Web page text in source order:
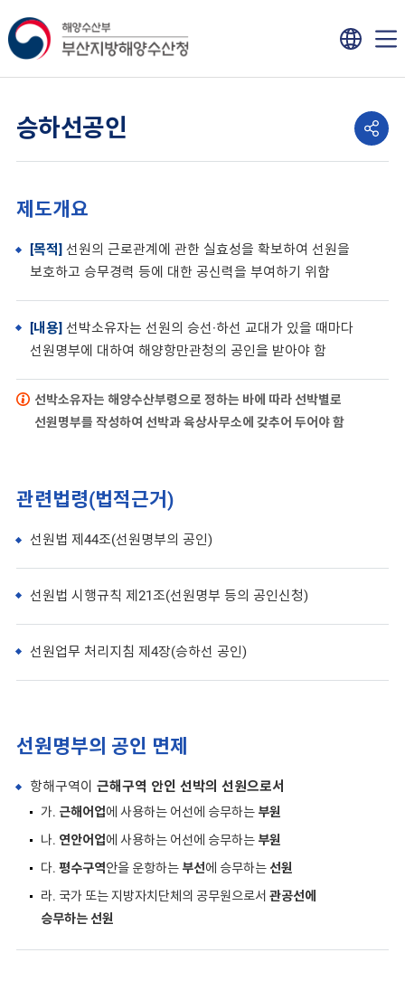
승하선공인
제도개요
[목적] 선원의 근로관계에 관한 실효성을 확보하여 선원을
보호하고 승무경력 등에 대한 공신력을 부여하기 위함
[내용] 선박소유자는 선원의 승선·하선 교대가 있을 때마다
선원명부에 대하여 해양항만관청의 공인을 받아야 함
선박소유자는 해양수산부령으로 정하는 바에 따라 선박별로
선원명부를 작성하여 선박과 육상사무소에 갖추어 두어야 함
관련법령(법적근거)
선원법 제44조(선원명부의 공인)
선원법 시행규칙 제21조(선원명부 등의 공인신청)
선원업무 처리지침 제4장(승하선 공인)
선원명부의 공인 면제
항해구역이 근해구역 안인 선박의 선원으로서
가. 근해어업에 사용하는 어선에 승무하는 부원
나. 연안어업에 사용하는 어선에 승무하는 부원
다. 평수구역안을 운항하는 부선에 승무하는선원
라. 국가 또는 지방자치단체의 공무원으로서 관공선에
승무하는 선원